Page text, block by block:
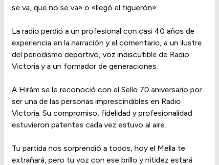
se va, que no se va» o «llegó el tiguerón».
La radio perdió a un profesional con casi 40 años de
experiencia en la narración y el comentario, a un ilustre
del periodismo deportivo, voz indiscutible de Radio
Victoria y a un formador de generaciones.
A Hirám se le reconoció con el Sello 70 aniversario por
ser una de las personas imprescindibles en Radio
Victoria. Su compromiso, fidelidad y profesionalidad
estuvieron patentes cada vez estuvo al aire.
Tu partida nos sorprendió a todos, hoy el Mella te
extrañará, pero tu voz con ese brillo y nitidez estará